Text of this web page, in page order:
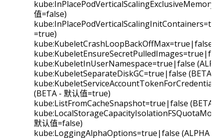
值=false)
=true)
kube:KubeletCrashLoopBackOffMax=true|false
kube:KubeletInUserNamespace=true|false
kube:KubeletSeparateDiskGC=true|false (BETA -
(BETA - 默认值=true)
kube:ListFromCacheSnapshot=true|false (BETA -
默认值=false)
kube:LoggingAlphaOptions=true|false (ALPHA -